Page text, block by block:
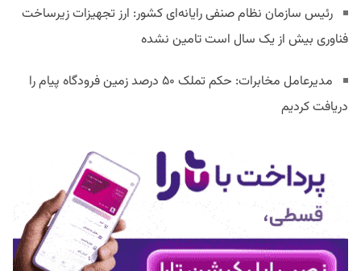
رئیس سازمان نظام صنفی رایانه‌ای کشور: ارز تجهیزات زیرساخت
فناوری بیش از یک سال است تامین نشده
مدیرعامل مخابرات: حکم تملک ۵۰ درصد زمین فرودگاه پیام را
دریافت کردیم